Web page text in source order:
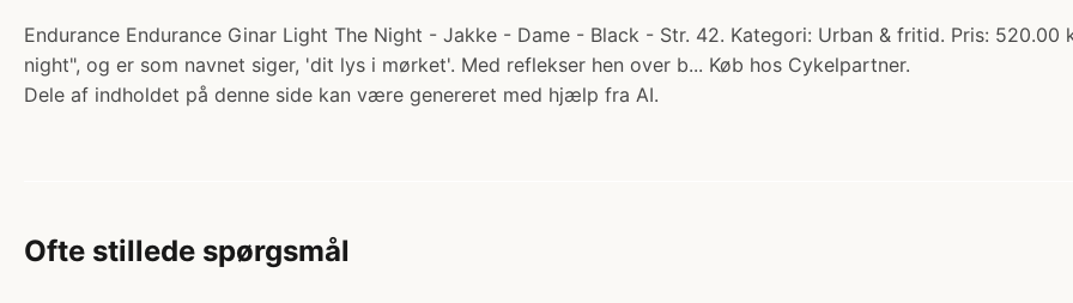
Endurance Endurance Ginar Light The Night - Jakke - Dame - Black - Str. 42. Kategori: Urban & fritid. Pris:
night", og er som navnet siger, 'dit lys i mørket'. Med reflekser hen over b... Køb hos Cykelpartner.
Dele af indholdet på denne side kan være genereret med hjælp fra AI.
Ofte stillede spørgsmål